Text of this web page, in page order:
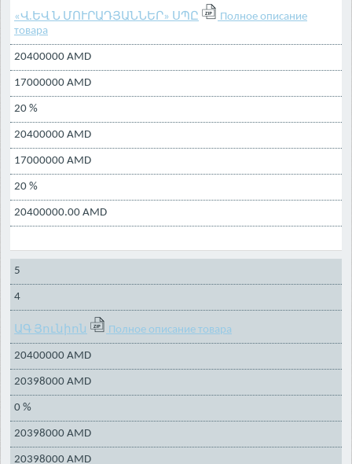
«Վ.ԵՎ Ն ՄՈՒՐԱԴՅԱՆՆԵՐ» ՍՊԸ
Полное описание
товара
20400000 AMD
17000000 AMD
20 %
20400000 AMD
17000000 AMD
20 %
20400000.00 AMD
5
4
ԱԳ Յունիոն Полное описание товара
20400000 AMD
20398000 AMD
0 %
20398000 AMD
20398000 AMD